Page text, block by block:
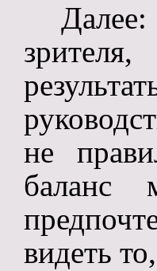
не
баланс
видеть